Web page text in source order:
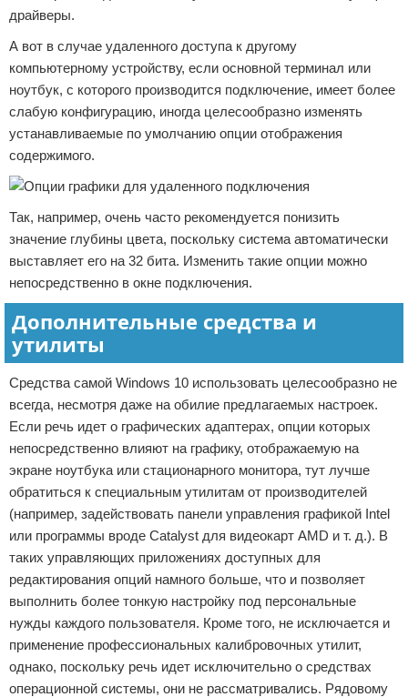
драйверы.
А вот в случае удаленного доступа к другому
компьютерному устройству, если основной терминал или
ноутбук, с которого производится подключение, имеет более
слабую конфигурацию, иногда целесообразно изменять
устанавливаемые по умолчанию опции отображения
содержимого.
Так, например, очень часто рекомендуется понизить
значение глубины цвета, поскольку система автоматически
выставляет его на 32 бита. Изменить такие опции можно
непосредственно в окне подключения.
Дополнительные средства и
утилиты
Средства самой Windows 10 использовать целесообразно не
всегда, несмотря даже на обилие предлагаемых настроек.
Если речь идет о графических адаптерах, опции которых
непосредственно влияют на графику, отображаемую на
экране ноутбука или стационарного монитора, тут лучше
обратиться к специальным утилитам от производителей
(например, задействовать панели управления графикой Intel
или программы вроде Catalyst для видеокарт AMD и т. д.). В
таких управляющих приложениях доступных для
редактирования опций намного больше, что и позволяет
выполнить более тонкую настройку под персональные
нужды каждого пользователя. Кроме того, не исключается и
применение профессиональных калибровочных утилит,
однако, поскольку речь идет исключительно о средствах
операционной системы, они не рассматривались. Рядовому